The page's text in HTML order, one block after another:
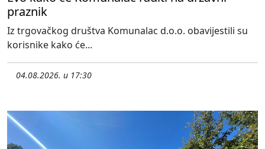
praznik
Iz trgovačkog društva Komunalac d.o.o. obavijestili su
korisnike kako će...
04.08.2026. u 17:30